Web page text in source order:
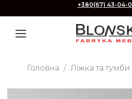
to
content
+380(67) 43-04-
Головна / Ліжка та тумби